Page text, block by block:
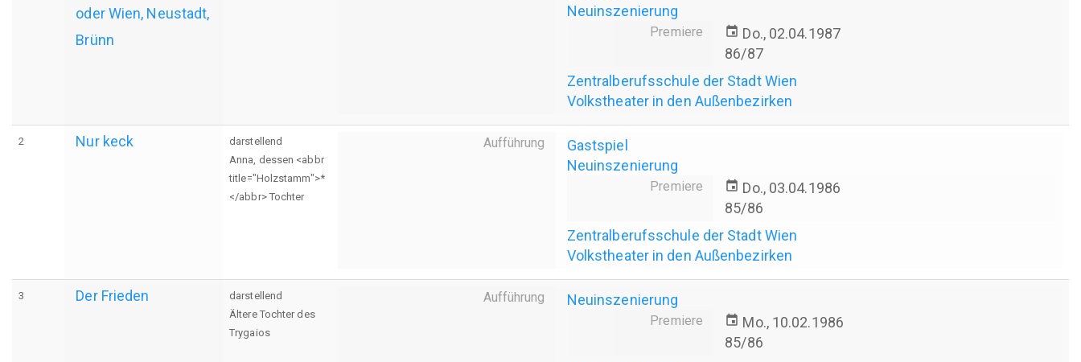
oder Wien, Neustadt,
Brünn
Neuinszenierung
Premiere event Do., 02.04.1987
86/87
Zentralberufsschule der Stadt Wien
Volkstheater in den Außenbezirken
2 Nur keck
darstellend
Anna, dessen <abbr
title="Holzstamm">*
</abbr> Tochter
Aufführung
Gastspiel
Neuinszenierung
Premiere event Do., 03.04.1986
85/86
Zentralberufsschule der Stadt Wien
Volkstheater in den Außenbezirken
3 Der Frieden
darstellend
Ältere Tochter des
Trygaios
Aufführung Neuinszenierung
Premiere event Mo., 10.02.1986
85/86